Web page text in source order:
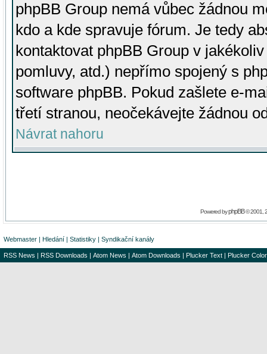
phpBB Group nemá vůbec žádnou
kdo a kde spravuje fórum. Je tedy
kontaktovat phpBB Group v
pomluvy, atd.) nepřímo spojený s
software phpBB. Pokud zašlete e-
třetí stranou, neočekávejte žádnou
Návrat nahoru
Powered byphpBB© 2001,
Webmaster | Hledání | Statistiky | Syndikační kanály
RSS News | RSS Downloads | Atom News | Atom Downloads | Plucker Text | Plucker Color